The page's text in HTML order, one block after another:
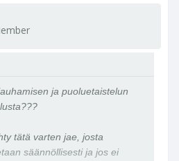
ja puoluetaistelun
tätä varten jae, josta
säännöllisesti ja jos ei